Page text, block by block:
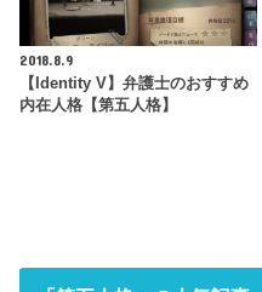
2018.8.9
【Identity V】弁護士のおすすめ
内在人格【第五人格】